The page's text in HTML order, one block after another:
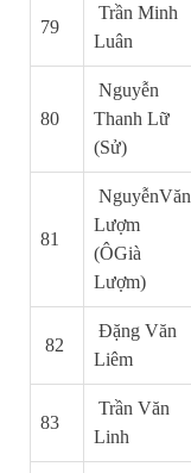
79
Trần Minh
Luân
80
Nguyễn
Thanh Lữ
(Sử)
81
NguyễnVăn
Lượm
(ÔGià
Lượm)
82
Đặng Văn
Liêm
83
Trần Văn
Linh